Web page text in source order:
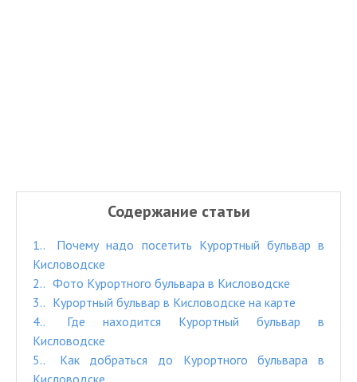
Содержание статьи
1.
Почему надо посетить Курортный бульвар в
Кисловодске
2.
Фото Курортного бульвара в Кисловодске
3.
Курортный бульвар в Кисловодске на карте
4.
Где находится Курортный бульвар в
Кисловодске
5.
Как добраться до Курортного бульвара в
Кисловодске